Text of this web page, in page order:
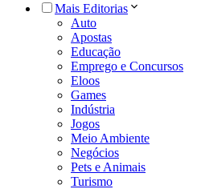
Mais Editorias
Auto
Apostas
Educação
Emprego e Concursos
Eloos
Games
Indústria
Jogos
Meio Ambiente
Negócios
Pets e Animais
Turismo